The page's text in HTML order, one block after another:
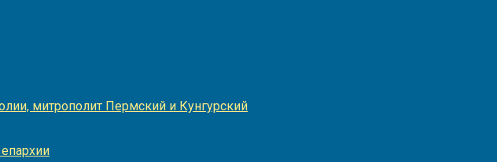
митрополит Пермский и Кунгурский